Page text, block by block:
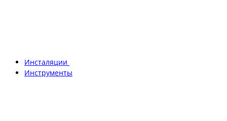
Инсталяции
Инструменты